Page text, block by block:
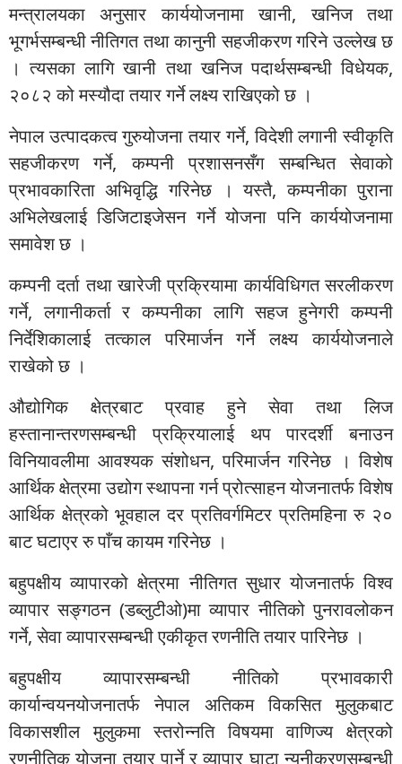
मन्त्रालयका अनुसार कार्ययोजनामा खानी, खनिज तथा
भूगर्भसम्बन्धी नीतिगत तथा कानुनी सहजीकरण गरिने उल्लेख छ
। त्यसका लागि खानी तथा खनिज पदार्थसम्बन्धी विधेयक,
२०८२ को मस्यौदा तयार गर्ने लक्ष्य राखिएको छ ।
नेपाल उत्पादकत्व गुरुयोजना तयार गर्ने, विदेशी लगानी स्वीकृति
सहजीकरण गर्ने, कम्पनी प्रशासनसँग सम्बन्धित सेवाको
प्रभावकारिता अभिवृद्धि गरिनेछ । यस्तै, कम्पनीका पुराना
अभिलेखलाई डिजिटाइजेसन गर्ने योजना पनि कार्ययोजनामा
समावेश छ ।
कम्पनी दर्ता तथा खारेजी प्रक्रियामा कार्यविधिगत सरलीकरण
गर्ने, लगानीकर्ता र कम्पनीका लागि सहज हुनेगरी कम्पनी
निर्देशिकालाई तत्काल परिमार्जन गर्ने लक्ष्य कार्ययोजनाले
राखेको छ ।
औद्योगिक क्षेत्रबाट प्रवाह हुने सेवा तथा लिज
हस्तानान्तरणसम्बन्धी प्रक्रियालाई थप पारदर्शी बनाउन
विनियावलीमा आवश्यक संशोधन, परिमार्जन गरिनेछ । विशेष
आर्थिक क्षेत्रमा उद्योग स्थापना गर्न प्रोत्साहन योजनातर्फ विशेष
आर्थिक क्षेत्रको भूवहाल दर प्रतिवर्गमिटर प्रतिमहिना रु २०
बाट घटाएर रु पाँच कायम गरिनेछ ।
बहुपक्षीय व्यापारको क्षेत्रमा नीतिगत सुधार योजनातर्फ विश्व
व्यापार सङ्गठन (डब्लुटीओ)मा व्यापार नीतिको पुनरावलोकन
गर्ने, सेवा व्यापारसम्बन्धी एकीकृत रणनीति तयार पारिनेछ ।
बहुपक्षीय व्यापारसम्बन्धी नीतिको प्रभावकारी
कार्यान्वयनयोजनातर्फ नेपाल अतिकम विकसित मुलुकबाट
विकासशील मुलुकमा स्तरोन्नति विषयमा वाणिज्य क्षेत्रको
रणनीतिक योजना तयार पार्ने र व्यापार घाटा न्यूनीकरणसम्बन्धी